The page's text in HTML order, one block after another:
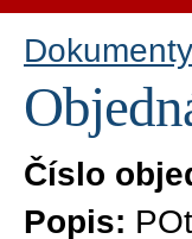
Dokumenty
Číslo
Popis: